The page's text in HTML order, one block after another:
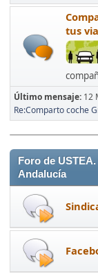
tus
Último mensaje: 12
Re:Comparto coche
Foro de
Andalucía